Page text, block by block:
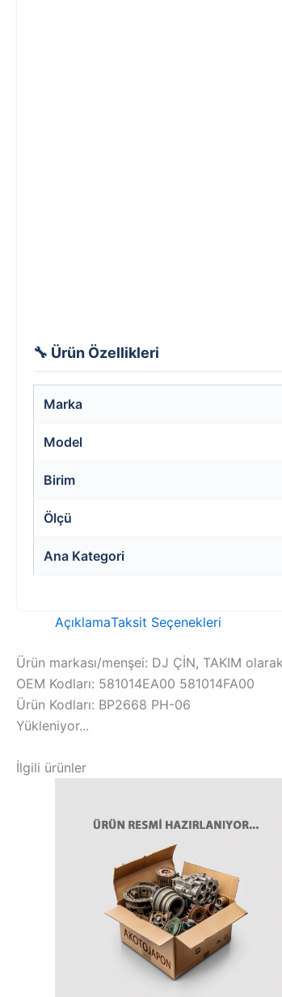
🔧 Ürün Özellikleri
Marka
Model
Birim
Ölçü
Ana Kategori
AçıklamaTaksit Seçenekleri
Ürün markası/menşei: DJ ÇİN, TAKIM
OEM Kodları: 581014EA00 581014FA00
Ürün Kodları: BP2668 PH-06
Yükleniyor...
İlgili ürünler